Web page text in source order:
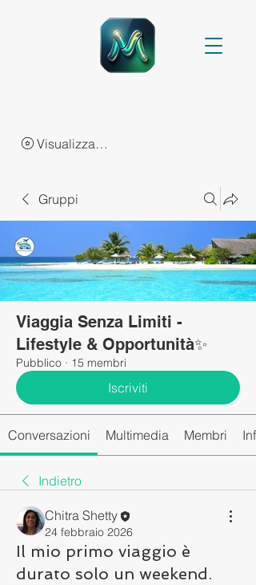
Visualizza punti
Gruppi
Viaggia Senza Limiti -
Lifestyle & Opportunità✨
Pubblico · 15 membri
Iscriviti
Conversazioni Multimedia Membri Info
Indietro
Chitra Shetty
24 febbraio 2026
Il mio primo viaggio è
durato solo un weekend.